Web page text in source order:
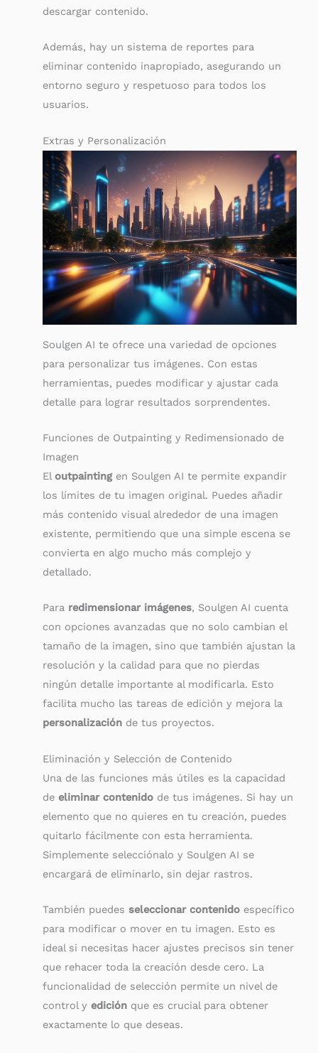
descargar contenido.
Además, hay un sistema de reportes para
eliminar contenido inapropiado, asegurando un
entorno seguro y respetuoso para todos los
usuarios.
Extras y Personalización
Soulgen AI te ofrece una variedad de opciones
para personalizar tus imágenes. Con estas
herramientas, puedes modificar y ajustar cada
detalle para lograr resultados sorprendentes.
Funciones de Outpainting y Redimensionado de
Imagen
Eloutpaintingen Soulgen AI te permite expandir
los límites de tu imagen original. Puedes añadir
más contenido visual alrededor de una imagen
existente, permitiendo que una simple escena se
convierta en algo mucho más complejo y
detallado.
Para redimensionar imágenes, Soulgen AI cuenta
con opciones avanzadas que no solo cambian el
tamaño de la imagen, sino que también ajustan la
resolución y la calidad para que no pierdas
ningún detalle importante al modificarla. Esto
facilita mucho las tareas de edición y mejora la
personalización de tus proyectos.
Eliminación y Selección de Contenido
Una de las funciones más útiles es la capacidad
de eliminar contenido de tus imágenes. Si hay un
elemento que no quieres en tu creación, puedes
quitarlo fácilmente con esta herramienta.
Simplemente selecciónalo y Soulgen AI se
encargará de eliminarlo, sin dejar rastros.
También puedes seleccionar contenido específico
para modificar o mover en tu imagen. Esto es
ideal si necesitas hacer ajustes precisos sin tener
que rehacer toda la creación desde cero. La
funcionalidad de selección permite un nivel de
control y edición que es crucial para obtener
exactamente lo que deseas.